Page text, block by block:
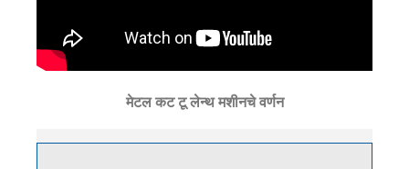
मेटल कट टू लेन्थ मशीनचे वर्णन